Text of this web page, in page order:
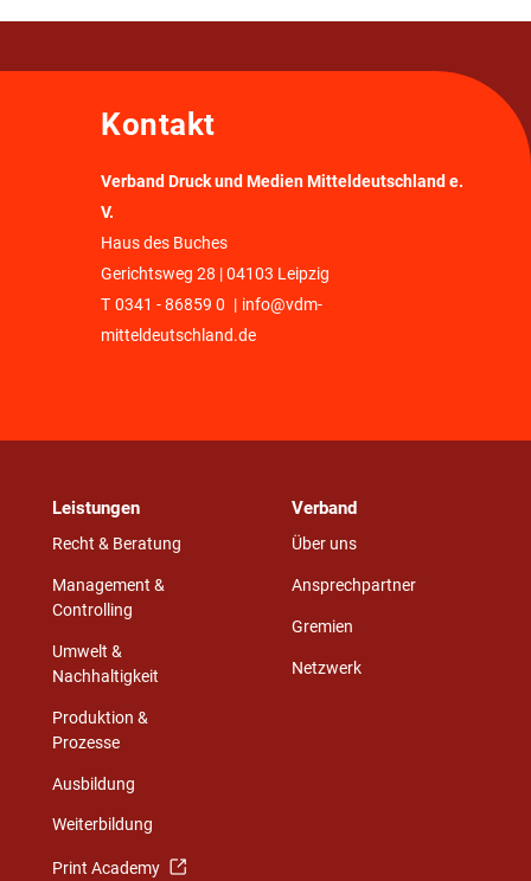
Kontakt
Verband Druck und Medien Mitteldeutschland e.
V.
Haus des Buches
Gerichtsweg 28 | 04103 Leipzig
T 0341 - 86859 0 | info@vdm-
mitteldeutschland.de
Leistungen
Recht & Beratung
Management &
Controlling
Umwelt &
Nachhaltigkeit
Produktion &
Prozesse
Ausbildung
Weiterbildung
Print Academy
Verband
Über uns
Ansprechpartner
Gremien
Netzwerk